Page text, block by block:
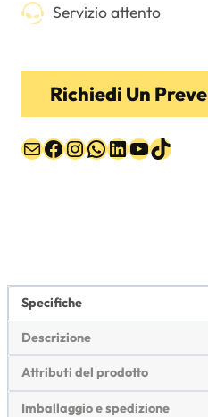
Servizio attento
Richiedi Un
Email
Facebook
Instagram
WhatsApp
LinkedIn
YouTube
TikTok
Specifiche
Descrizione
Attributi del prodotto
Imballaggio e spedizione